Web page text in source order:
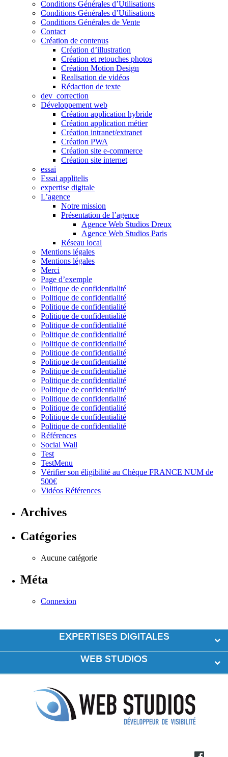
Conditions Générales d’Utilisations
Conditions Générales d’Utilisations
Conditions Générales de Vente
Contact
Création de contenus
Création d’illustration
Création et retouches photos
Création Motion Design
Realisation de vidéos
Rédaction de texte
dev_correction
Développement web
Création application hybride
Création application métier
Création intranet/extranet
Création PWA
Création site e-commerce
Création site internet
essai
Essai applitelis
expertise digitale
L’agence
Notre mission
Présentation de l’agence
Agence Web Studios Dreux
Agence Web Studios Paris
Réseau local
Mentions légales
Mentions légales
Merci
Page d’exemple
Politique de confidentialité
Politique de confidentialité
Politique de confidentialité
Politique de confidentialité
Politique de confidentialité
Politique de confidentialité
Politique de confidentialité
Politique de confidentialité
Politique de confidentialité
Politique de confidentialité
Politique de confidentialité
Politique de confidentialité
Politique de confidentialité
Politique de confidentialité
Politique de confidentialité
Politique de confidentialité
Références
Social Wall
Test
TestMenu
Vérifier son éligibilité au Chèque FRANCE NUM de
500€
Vidéos Références
Archives
Catégories
Aucune catégorie
Méta
Connexion
EXPERTISES DIGITALES
Développement Web
Acquisition et Fidélisation
Accompagnement
WEB STUDIOS
Références
Actualités